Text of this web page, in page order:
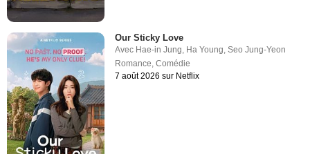
Our Sticky Love
Avec Hae-in Jung, Ha Young,Seo Jung-Yeon
Romance,Comédie
7 août 2026 sur Netflix